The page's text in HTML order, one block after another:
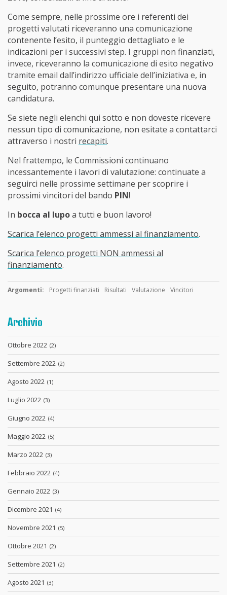
Come sempre, nelle prossime ore i referenti dei
progetti valutati riceveranno una comunicazione
contenente l’esito, il punteggio dettagliato e le
indicazioni per i successivi step. I gruppi non finanziati,
invece, riceveranno la comunicazione di esito negativo
tramite email dall’indirizzo ufficiale dell’iniziativa e, in
seguito, potranno comunque presentare una nuova
candidatura.
Se siete negli elenchi qui sotto e non doveste ricevere
nessun tipo di comunicazione, non esitate a contattarci
attraverso i nostri recapiti.
Nel frattempo, le Commissioni continuano
incessantemente i lavori di valutazione: continuate a
seguirci nelle prossime settimane per scoprire i
prossimi vincitori del bando PIN!
In bocca al lupoa tutti e buon lavoro!
Scarica l’elenco progetti ammessi al finanziamento.
Scarica l’elenco progetti NON ammessi al
finanziamento.
Argomenti: Progetti finanziati Risultati Valutazione Vincitori
Archivio
Ottobre 2022 (2)
Settembre 2022 (2)
Agosto 2022 (1)
Luglio 2022 (3)
Giugno 2022 (4)
Maggio 2022 (5)
Marzo 2022 (3)
Febbraio 2022 (4)
Gennaio 2022 (3)
Dicembre 2021 (4)
Novembre 2021 (5)
Ottobre 2021 (2)
Settembre 2021 (2)
Agosto 2021 (3)